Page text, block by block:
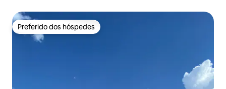
Preferido dos hóspedes
Preferido dos hóspedes